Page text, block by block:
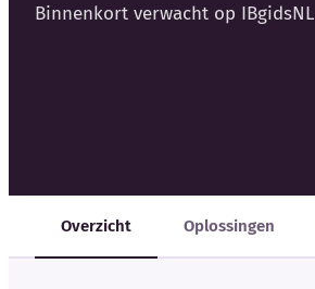
Binnenkort verwacht op IBgidsNL
Overzicht Oplossingen